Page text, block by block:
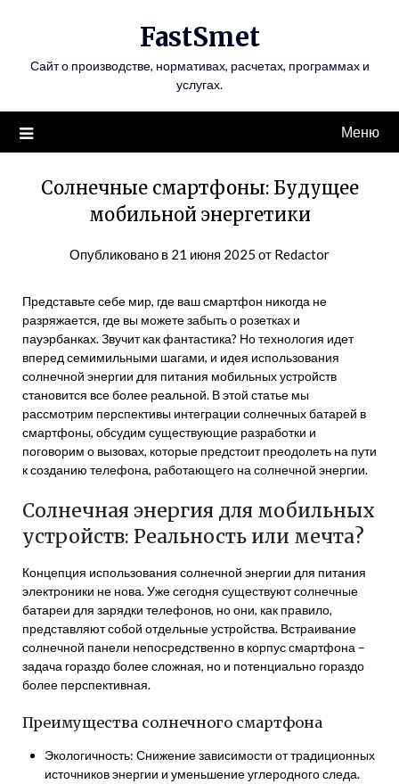
FastSmet
Сайт о производстве, нормативах, расчетах, программах и
услугах.
Меню
Солнечные смартфоны: Будущее
мобильной энергетики
Опубликовано в 21 июня 2025 от Redactor
Представьте себе мир, где ваш смартфон никогда не
разряжается, где вы можете забыть о розетках и
пауэрбанках. Звучит как фантастика? Но технология идет
вперед семимильными шагами, и идея использования
солнечной энергии для питания мобильных устройств
становится все более реальной. В этой статье мы
рассмотрим перспективы интеграции солнечных батарей в
смартфоны, обсудим существующие разработки и
поговорим о вызовах, которые предстоит преодолеть на пути
к созданию телефона, работающего на солнечной энергии.
Солнечная энергия для мобильных
устройств: Реальность или мечта?
Концепция использования солнечной энергии для питания
электроники не нова. Уже сегодня существуют солнечные
батареи для зарядки телефонов, но они, как правило,
представляют собой отдельные устройства. Встраивание
солнечной панели непосредственно в корпус смартфона –
задача гораздо более сложная, но и потенциально гораздо
более перспективная.
Преимущества солнечного смартфона
Экологичность: Снижение зависимости от традиционных
источников энергии и уменьшение углеродного следа.